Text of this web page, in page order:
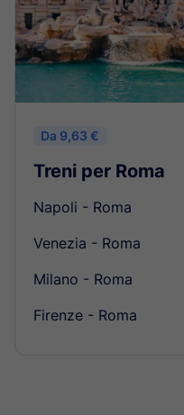
Da 9,63 €
Treni per Roma
Napoli - Roma
Venezia - Roma
Milano - Roma
Firenze - Roma